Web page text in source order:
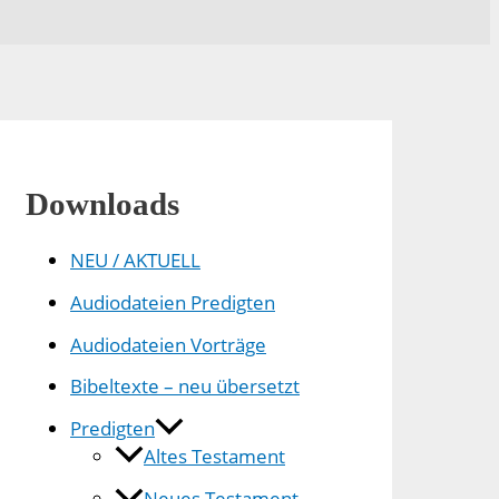
Downloads
NEU / AKTUELL
Audiodateien Predigten
Audiodateien Vorträge
Bibeltexte – neu übersetzt
Predigten
Altes Testament